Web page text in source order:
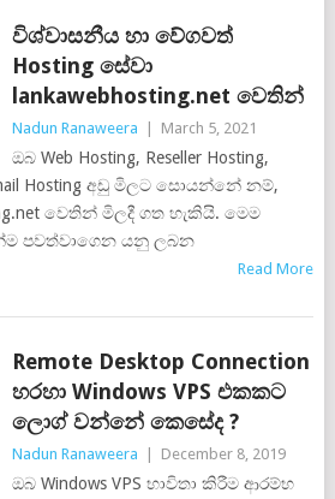
විශ්වාසනීය හා වේගවත්
Hosting සේවා
lankawebhosting.net වෙතින්
Nadun Ranaweera March 5, 2021
ඔබ Web Hosting, Reseller Hosting,
mail Hosting අඩු මිලට සොයන්නේ නම්,
වෙතින් මිලදී ගත හැකියි. මෙම
පවත්වාගෙන යනු ලබන
Read More
Remote Desktop Connection
හරහා Windows VPS එකකට
ලොග් වන්නේ කෙසේද ?
Nadun Ranaweera December 8, 2019
ඔබ Windows VPS භාවිතා කිරීම ආරම්භ